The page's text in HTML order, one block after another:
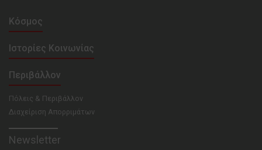
Κόσμος
Ιστορίες Κοινωνίας
Περιβάλλον
Πόλεις & Περιβάλλον
Διαχείριση Απορριμάτων
Newsletter